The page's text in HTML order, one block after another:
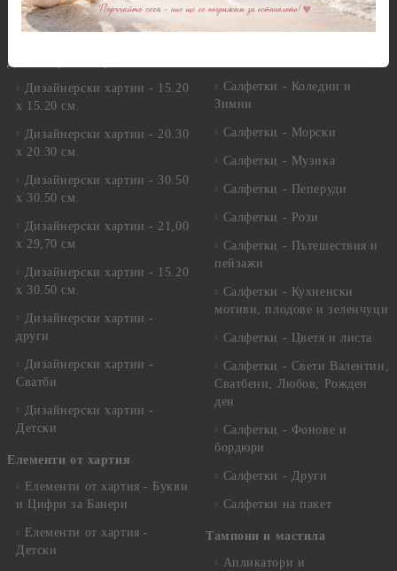
Инструменти и пособия
Дизайнерски хартии
Дизайнерски хартии - 15.20
х 15.20 см.
Дизайнерски хартии - 20.30
х 20.30 см.
Дизайнерски хартии - 30.50
х 30.50 см.
Дизайнерски хартии - 21,00
х 29,70 см
Дизайнерски хартии - 15.20
x 30.50 см.
Дизайнерски хартии -
други
Дизайнерски хартии -
Сватби
Дизайнерски хартии -
Детски
Елементи от хартия
Елементи от хартия - Букви
и Цифри за Банери
Елементи от хартия -
Детски
Салфетки - Детски
Салфетки - Коледни и
Зимни
Салфетки - Морски
Салфетки - Музика
Салфетки - Пеперуди
Салфетки - Рози
Салфетки - Пътешествия и
пейзажи
Салфетки - Кухненски
мотиви, плодове и зеленчуци
Салфетки - Цветя и листа
Салфетки - Свети Валентин,
Сватбени, Любов, Рожден
ден
Салфетки - Фонове и
бордюри
Салфетки - Други
Салфетки на пакет
Тампони и мастила
Апликатори и